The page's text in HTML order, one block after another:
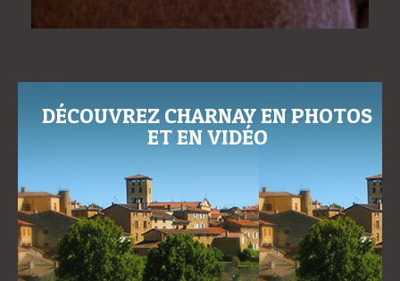
DÉCOUVREZ CHARNAY EN PHOTOS
ET EN VIDÉO